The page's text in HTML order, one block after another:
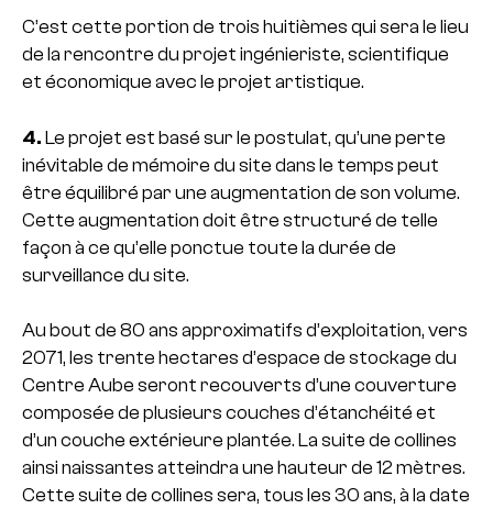
C’est cette portion de trois huitièmes qui sera le lieu
de la rencontre du projet ingénieriste, scientifique
et économique avec le projet artistique.
4. Le projet est basé sur le postulat, qu’une perte
inévitable de mémoire du site dans le temps peut
être équilibré par une augmentation de son volume.
Cette augmentation doit être structuré de telle
façon à ce qu’elle ponctue toute la durée de
surveillance du site.
Au bout de 80 ans approximatifs d’exploitation, vers
2071, les trente hectares d’espace de stockage du
Centre Aube seront recouverts d’une couverture
composée de plusieurs couches d’étanchéité et
d’un couche extérieure plantée. La suite de collines
ainsi naissantes atteindra une hauteur de 12 mètres.
Cette suite de collines sera, tous les 30 ans, à la date